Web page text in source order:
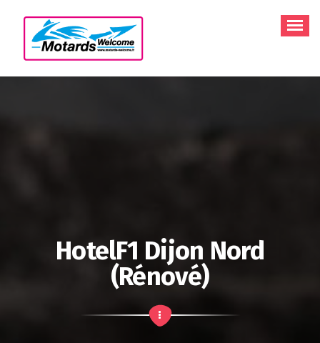
contenu
HotelF1 Dijon Nord
(rénové)